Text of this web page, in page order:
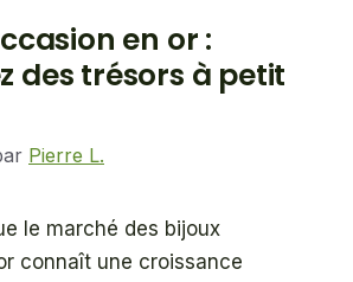
en or :
des trésors à petit
Pierre L.
le marché des bijoux
connaît une croissance